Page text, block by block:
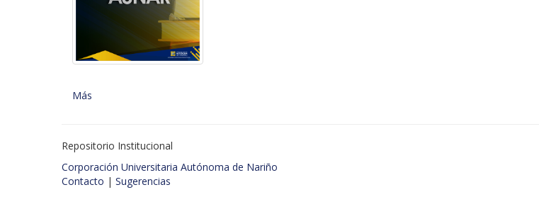
Más
Repositorio Institucional
Corporación Universitaria Autónoma de Nariño
Contacto | Sugerencias